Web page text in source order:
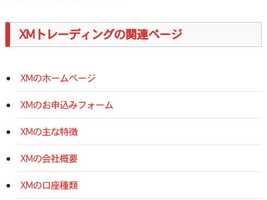
XMトレーディングの関連ページ
XMのホームページ
XMのお申込みフォーム
XMの主な特徴
XMの会社概要
XMの口座種類